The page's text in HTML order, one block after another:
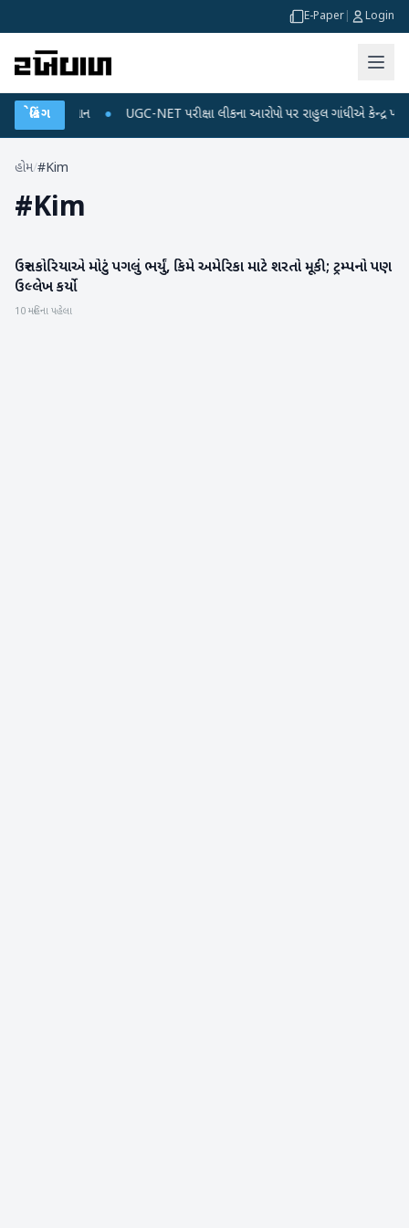
E-Paper Login
બ્રેકિંગ
ડેટા પ્લાન ● UGC-NET પરીક્ષા લીકના આરોપો પર રાહુલ ગાંધીએ કેન્દ્ર પર
હોમ/#Kim
#Kim
આંતરરાષ્ટ્રીય
ઉત્તર કોરિયાએ મોટું પગલું ભર્યું, કિમે અમેરિકા માટે શરતો મૂકી; ટ્રમ્પનો પણ
ઉલ્લેખ કર્યો
10 મહિના પહેલા